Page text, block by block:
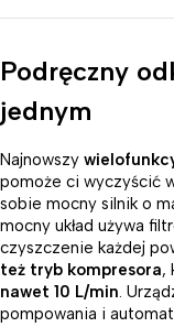
Podręczny
jednym
Najnowszy
pomoże ci wyczyścić
sobie mocny silnik o
mocny układ używa
czyszczenie każdej
też tryb kompresora,
nawet 10 L/min.
pompowania i